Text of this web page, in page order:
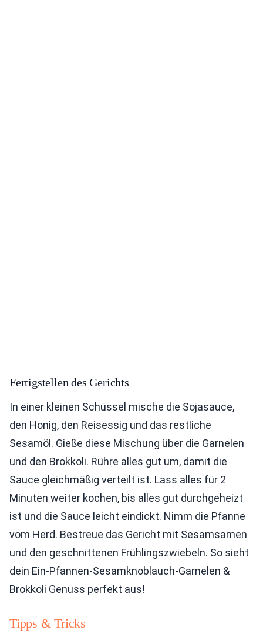
Fertigstellen des Gerichts
In einer kleinen Schüssel mische die Sojasauce,
den Honig, den Reisessig und das restliche
Sesamöl. Gieße diese Mischung über die Garnelen
und den Brokkoli. Rühre alles gut um, damit die
Sauce gleichmäßig verteilt ist. Lass alles für 2
Minuten weiter kochen, bis alles gut durchgeheizt
ist und die Sauce leicht eindickt. Nimm die Pfanne
vom Herd. Bestreue das Gericht mit Sesamsamen
und den geschnittenen Frühlingszwiebeln. So sieht
dein Ein-Pfannen-Sesamknoblauch-Garnelen &
Brokkoli Genuss perfekt aus!
Tipps & Tricks